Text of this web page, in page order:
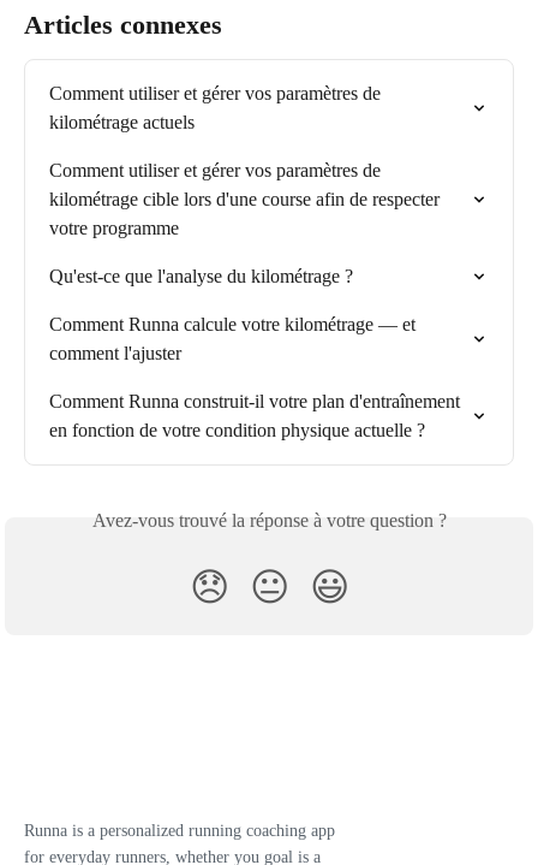
Articles connexes
Comment utiliser et gérer vos paramètres de
kilométrage actuels
Comment utiliser et gérer vos paramètres de
kilométrage cible lors d'une course afin de respecter
votre programme
Qu'est-ce que l'analyse du kilométrage ?
Comment Runna calcule votre kilométrage — et
comment l'ajuster
Comment Runna construit-il votre plan d'entraînement
en fonction de votre condition physique actuelle ?
Avez-vous trouvé la réponse à votre question ?
😞 😐 😃
Runna is a personalized running coaching app
for everyday runners, whether you goal is a